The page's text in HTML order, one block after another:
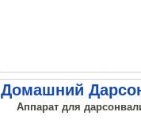
Домашний
Аппарат для